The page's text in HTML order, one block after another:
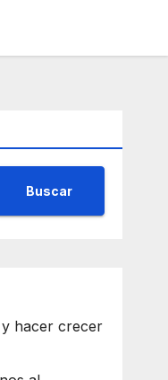
Buscar
y hacer crecer